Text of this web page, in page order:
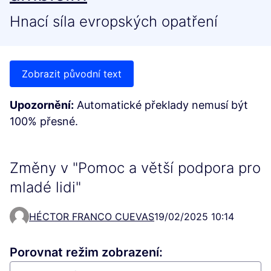
Hnací síla evropských opatření
Zobrazit původní text
Upozornění: Automatické překlady nemusí být
100% přesné.
Změny v "Pomoc a větší podpora pro
mladé lidi"
HÉCTOR FRANCO CUEVAS19/02/2025 10:14
Porovnat režim zobrazení: